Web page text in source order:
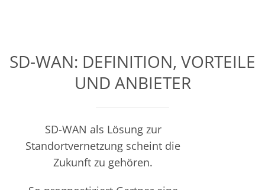
SD-WAN: DEFINITION, VORTEILE
UND ANBIETER
SD-WAN als Lösung zur
Standortvernetzung scheint die
Zukunft zu gehören.